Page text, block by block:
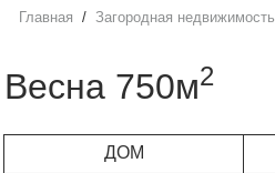
Главная Загородная недвижимость
Весна 750м2
ДОМ